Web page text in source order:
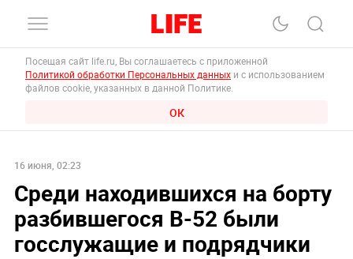
Посещая сайт life.ru, Вы соглашаетесь с приложенной
Политикой обработки Персональных данных и с использованием
файлов cookie, указанных в данной Политике.
ОК
16 июня, 02:23
Среди находившихся на борту
разбившегося B-52 были
госслужащие и подрядчики